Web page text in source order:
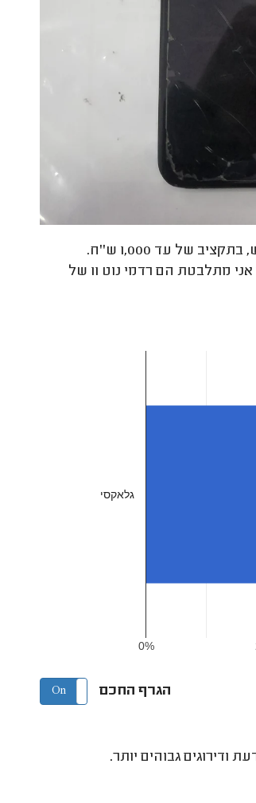
מה יותר טוב שיאומי או סמסונג? אני מעוניינת לרכוש טלפון חדש, בתקציב של עד 1,000 ש''ח.
מבחינת עמידות ותקלות, מה יותר טוב - טלפון של שיאומי או סמסונג? הדגמים ביניהם אני מתלבטת הם רדמי נוט 11 של
0%
גלאקסי
הגרף החכם On Off
גבוהים יותר.